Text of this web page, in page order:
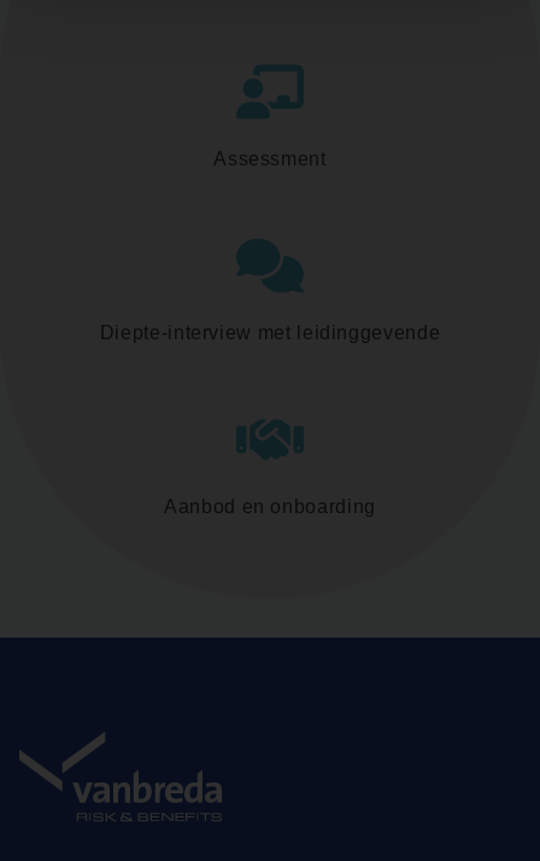
Assessment
Diepte-interview met leidinggevende
Aanbod en onboarding